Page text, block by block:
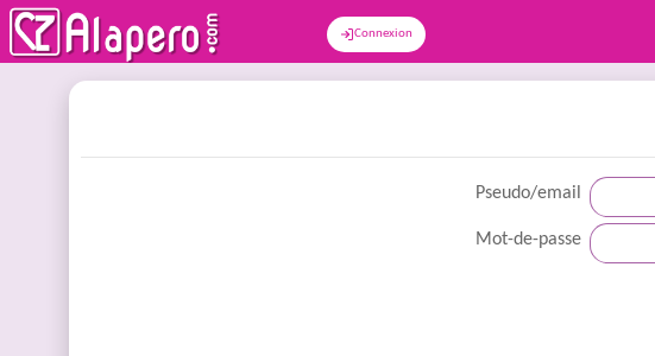
Connexion
Pseudo/email
Mot-de-passe